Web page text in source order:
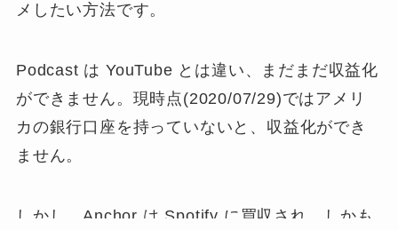
メしたい方法です。
Podcast は YouTube とは違い、まだまだ収益化
ができません。 現時点(2020/07/29)ではアメリ
カの銀行口座を持っていないと、収益化ができ
ません。
しかし、Anchor は Spotify に買収され、しかも